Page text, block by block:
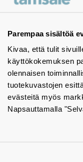
Parempaa sisältöä
Kivaa, että tulit
käyttökokemuksen
olennaisen
tuotekuvastojen
evästeitä myös
Napsauttamalla
Ota yhteyttä -
Tuotekuvastot
Instagram
BIM-objektit
Yhteystiedot
Tiedotteet